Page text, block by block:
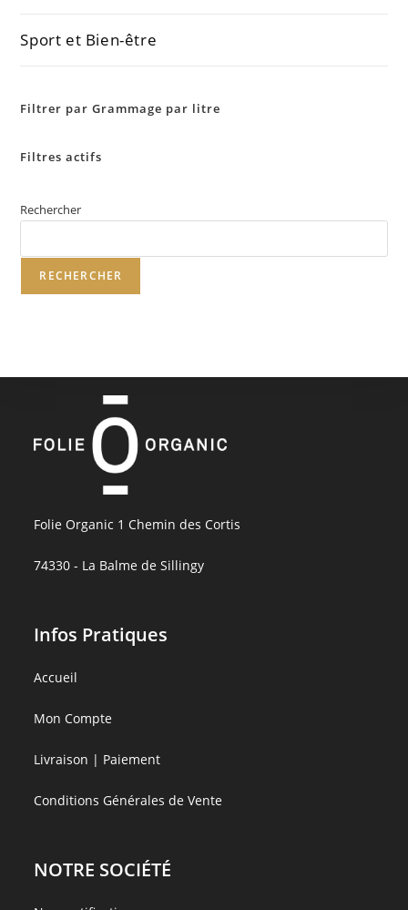
Sport et Bien-être
Filtrer par Grammage par litre
Filtres actifs
Rechercher
RECHERCHER
Folie Organic 1 Chemin des Cortis
74330 - La Balme de Sillingy
Infos Pratiques
Accueil
Mon Compte
Livraison | Paiement
Conditions Générales de Vente
NOTRE SOCIÉTÉ